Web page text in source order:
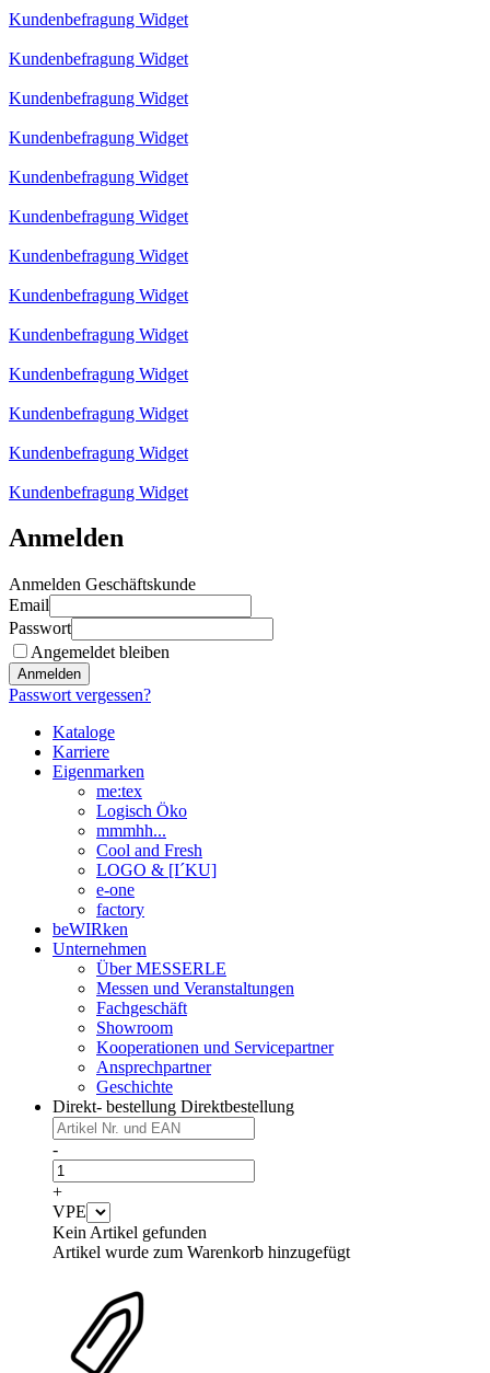
Kundenbefragung Widget
Kundenbefragung Widget
Kundenbefragung Widget
Kundenbefragung Widget
Kundenbefragung Widget
Kundenbefragung Widget
Kundenbefragung Widget
Kundenbefragung Widget
Kundenbefragung Widget
Kundenbefragung Widget
Kundenbefragung Widget
Kundenbefragung Widget
Kundenbefragung Widget
Anmelden
Anmelden Geschäftskunde
Email
Passwort
Angemeldet bleiben
Anmelden
Passwort vergessen?
Kataloge
Karriere
Eigenmarken
me:tex
Logisch Öko
mmmhh...
Cool and Fresh
LOGO & [I´KU]
e-one
factory
beWIRken
Unternehmen
Über MESSERLE
Messen und Veranstaltungen
Fachgeschäft
Showroom
Kooperationen und Servicepartner
Ansprechpartner
Geschichte
Direkt- bestellung Direktbestellung
-
+
VPE
Kein Artikel gefunden
Artikel wurde zum Warenkorb hinzugefügt